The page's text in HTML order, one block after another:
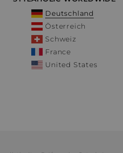
Deutschland
Österreich
Schweiz
France
United States